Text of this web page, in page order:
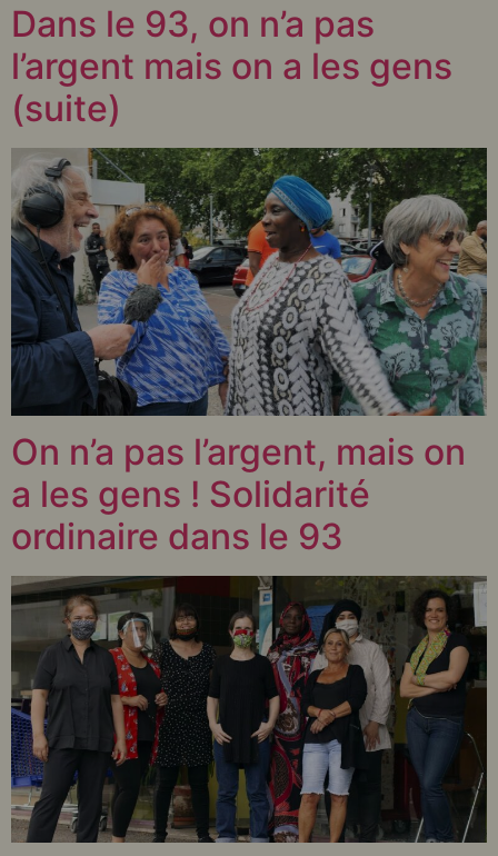
Dans le 93, on n’a pas
l’argent mais on a les gens
(suite)
On n’a pas l’argent, mais on
a les gens ! Solidarité
ordinaire dans le 93